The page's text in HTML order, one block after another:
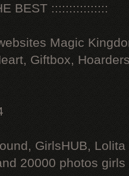
BEST ::::::::::::::::
Magic
Giftbox,
GirlsHUB, Lolita
20000 photos